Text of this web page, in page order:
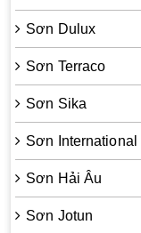
Sơn Dulux
Sơn Terraco
Sơn Sika
Sơn International
Sơn Hải Âu
Sơn Jotun